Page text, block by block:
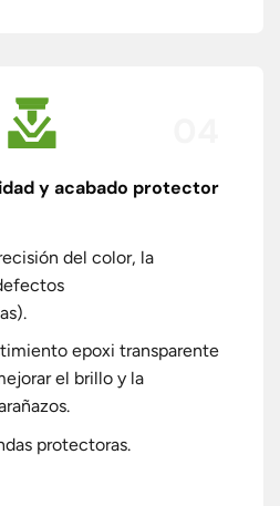
y acabado protector
del color, la
epoxi transparente
el brillo y la
protectoras.